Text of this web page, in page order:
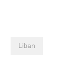
Liban